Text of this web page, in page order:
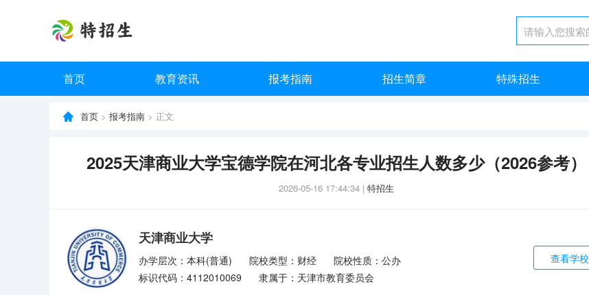
首页 教育资讯 报考指南 招生简章 特殊招生
首页 > 报考指南 > 正文
2025天津商业大学宝德学院在河北各专业招生人数多少（2026参考）
2026-05-16 17:44:34 | 特招生
天津商业大学
办学层次：本科(普通) 院校类型：财经
院校性质：公办
标识代码：4112010069
隶属于：天津市教育委员会
查看学校